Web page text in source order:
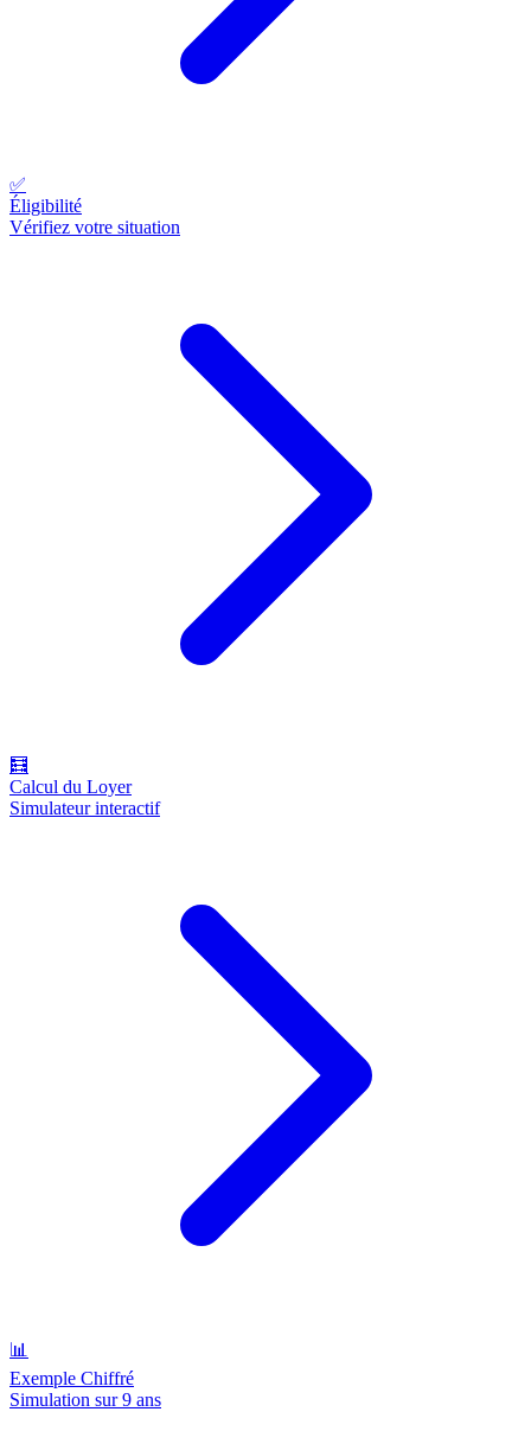
✅
Éligibilité
Vérifiez votre situation
🧮
Calcul du Loyer
Simulateur interactif
📊
Exemple Chiffré
Simulation sur 9 ans